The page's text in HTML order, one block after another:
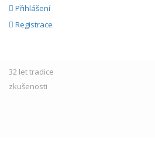
Přihlášení
Registrace
32 lettradice
zkušenosti